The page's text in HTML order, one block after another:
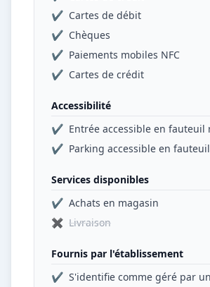
✔ Cartes de débit
✔ Chèques
✔ Paiements mobiles NFC
✔ Cartes de crédit
Accessibilité
✔ Entrée accessible en fauteuil
✔ Parking accessible en
Services disponibles
✔ Achats en magasin
✖ Livraison
Fournis par l'établissement
✔ S'identifie comme géré par